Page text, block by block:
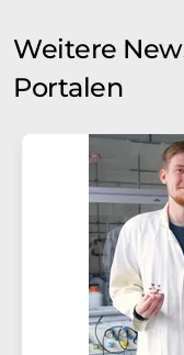
Weitere
Portalen